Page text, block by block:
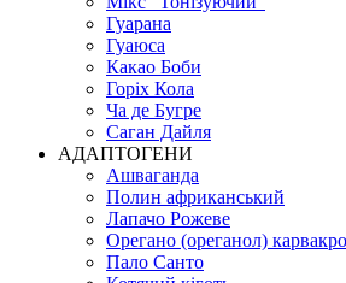
Гуарана
Гуаюса
Какао Боби
Горіх Кола
Ча де Бугре
Саган Дайля
АДАПТОГЕНИ
Ашваганда
Полин африканський
Лапачо Рожеве
Орегано (ореганол)
Пало Санто